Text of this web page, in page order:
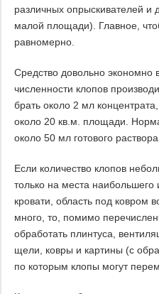
различных опрыскивателей и
малой площади). Главное,
равномерно.
Средство довольно
численности клопов
брать около 2 мл
около 20 кв.м. площади.
около 50 мл готового
Если количество клопов
только на места наибольшего
кровати, область под ковром
много, то, помимо
обработать плинтуса,
щели, ковры и картины (с
по которым клопы могут